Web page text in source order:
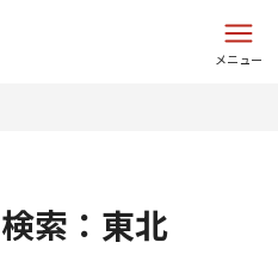
メニュー
索：東北